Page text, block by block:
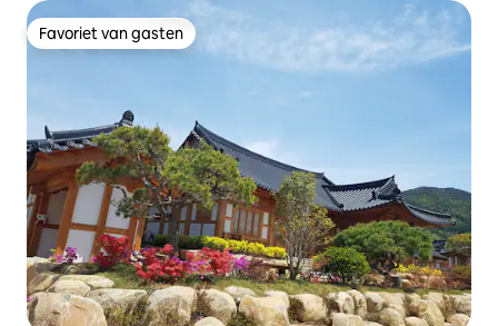
Favoriet van gasten
Favoriet van gasten